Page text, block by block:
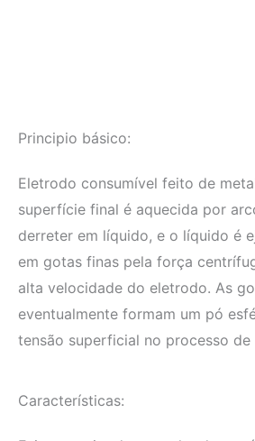
Principio básico:
Eletrodo consumível feito de
superfície final é aquecida por
derreter em líquido, e o líquido é
em gotas finas pela força
alta velocidade do eletrodo. As
eventualmente formam um pó
tensão superficial no processo de
Características: